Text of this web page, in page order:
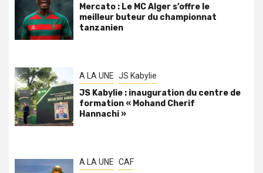
Mercato : Le MC Alger s’offre le
meilleur buteur du championnat
tanzanien
A LA UNE JS Kabylie
JS Kabylie : inauguration du centre de
formation « Mohand Cherif
Hannachi »
A LA UNE CAF